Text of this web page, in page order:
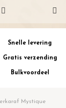
Snelle levering
Gratis verzending
Bulkvoordeel
Mystique